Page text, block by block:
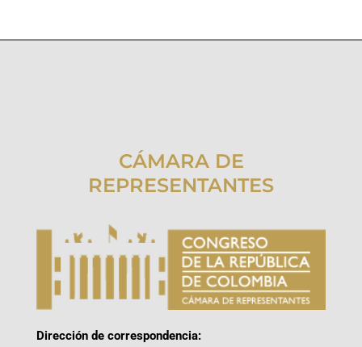
CÁMARA DE
REPRESENTANTES
Dirección de correspondencia: